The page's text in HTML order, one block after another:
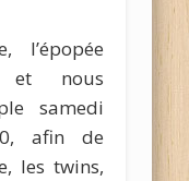
l’épopée
et nous
samedi
afin de
les twins,